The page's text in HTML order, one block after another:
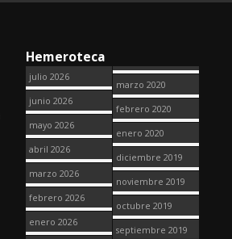
Hemeroteca
julio 2026
junio 2026
mayo 2026
abril 2026
marzo 2026
febrero 2026
enero 2026
marzo 2020
febrero 2020
enero 2020
diciembre 2019
noviembre 2019
octubre 2019
septiembre 2019